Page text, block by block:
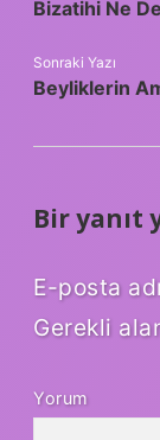
Bizatihi Ne
Sonraki Yazı
Beyliklerin
Bir yanıt
E-posta
Gerekli
Yorum